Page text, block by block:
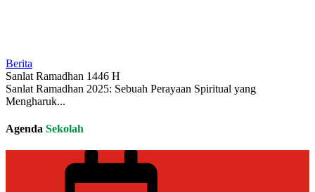
Berita
Sanlat Ramadhan 1446 H
Sanlat Ramadhan 2025: Sebuah Perayaan Spiritual yang
Mengharuk...
Agenda Sekolah